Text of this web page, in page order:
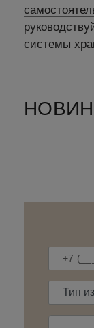
системы